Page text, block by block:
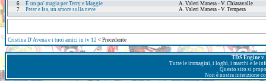
6
È un po' magia per Terry e Maggie
A. Valeri Manera - V. Chiaravalle
7
Peter e Isa, un amore sulla neve A. Valeri Manera - V. Tempera
Cristina D'Avena e i tuoi amici in tv 12 < Precedente
TDS Engine
Tutte le immagini, i loghi, i marchi e le
Questo sito si
Non è nostra intenzione